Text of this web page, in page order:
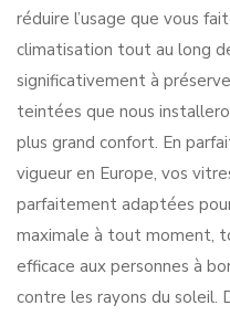
réduire l’usage que vous
climatisation tout au long
significativement à
teintées que nous
plus grand confort. En
vigueur en Europe, vos
parfaitement adaptées
maximale à tout moment,
efficace aux personnes à
contre les rayons du